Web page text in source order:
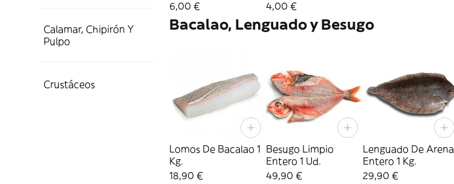
Calamar, Chipirón Y
Pulpo
Crustáceos
500 Gr.
6,00 €
4,00 €
Bacalao, Lenguado y Besugo
Lomos De Bacalao 1
Kg.
18,90 €
Besugo Limpio
Entero 1 Ud.
49,90 €
Lenguado De Arena
Entero 1 Kg.
29,90 €